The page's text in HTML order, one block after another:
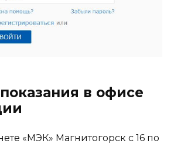
в офисе
«МЭК» Магнитогорск с 16 по